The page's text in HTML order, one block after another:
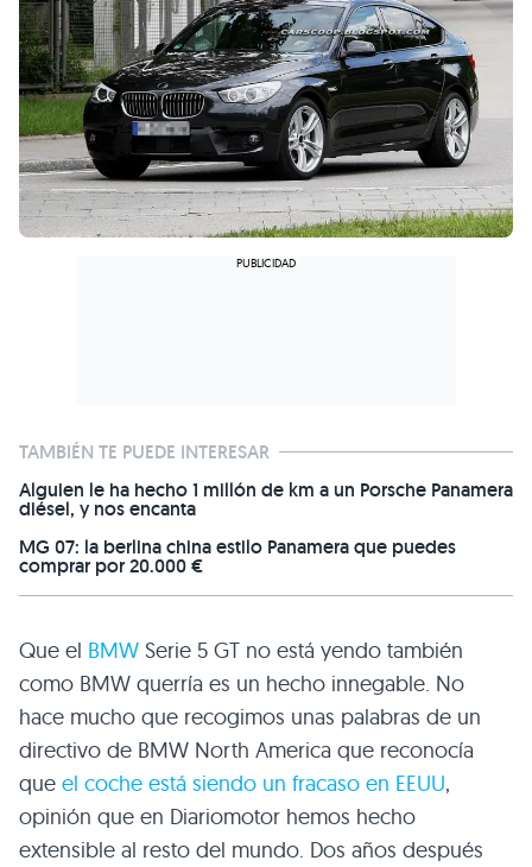
TAMBIÉN TE PUEDE INTERESAR
Alguien le ha hecho 1 millón de km a un Porsche Panamera
diésel, y nos encanta
MG 07: la berlina china estilo Panamera que puedes
comprar por 20.000 €
Que el BMW Serie 5 GT no está yendo también
como BMW querría es un hecho innegable. No
hace mucho que recogimos unas palabras de un
directivo de BMW North America que reconocía
que el coche está siendo un fracaso en EEUU,
opinión que en Diariomotor hemos hecho
extensible al resto del mundo. Dos años después